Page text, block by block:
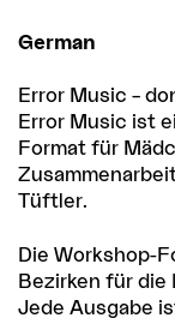
German
Error Music –
Error Music ist
Format für
Tüftler.
Die Workshop-
Bezirken für die
Jede Ausgabe